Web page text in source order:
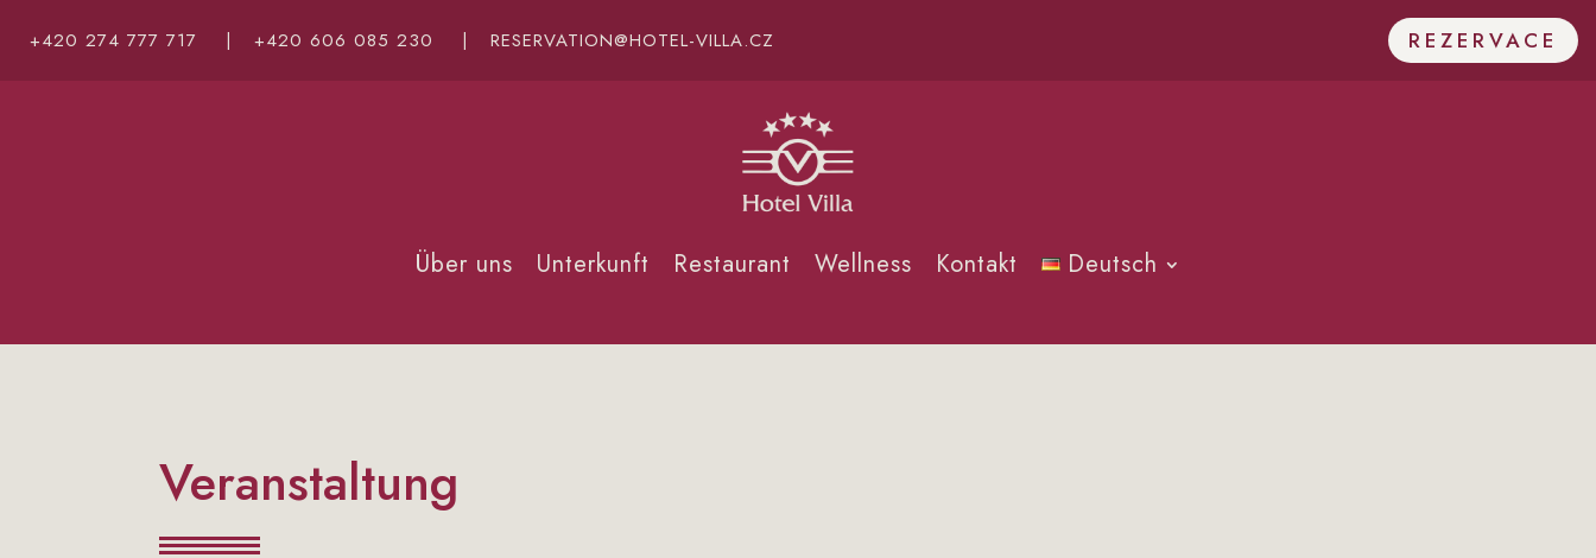
+420 274 777 717 | +420 606 085 230 | RESERVATION@HOTEL-VILLA.CZ REZERVACE
Über uns Unterkunft Restaurant Wellness Kontakt Deutsch
Veranstaltung